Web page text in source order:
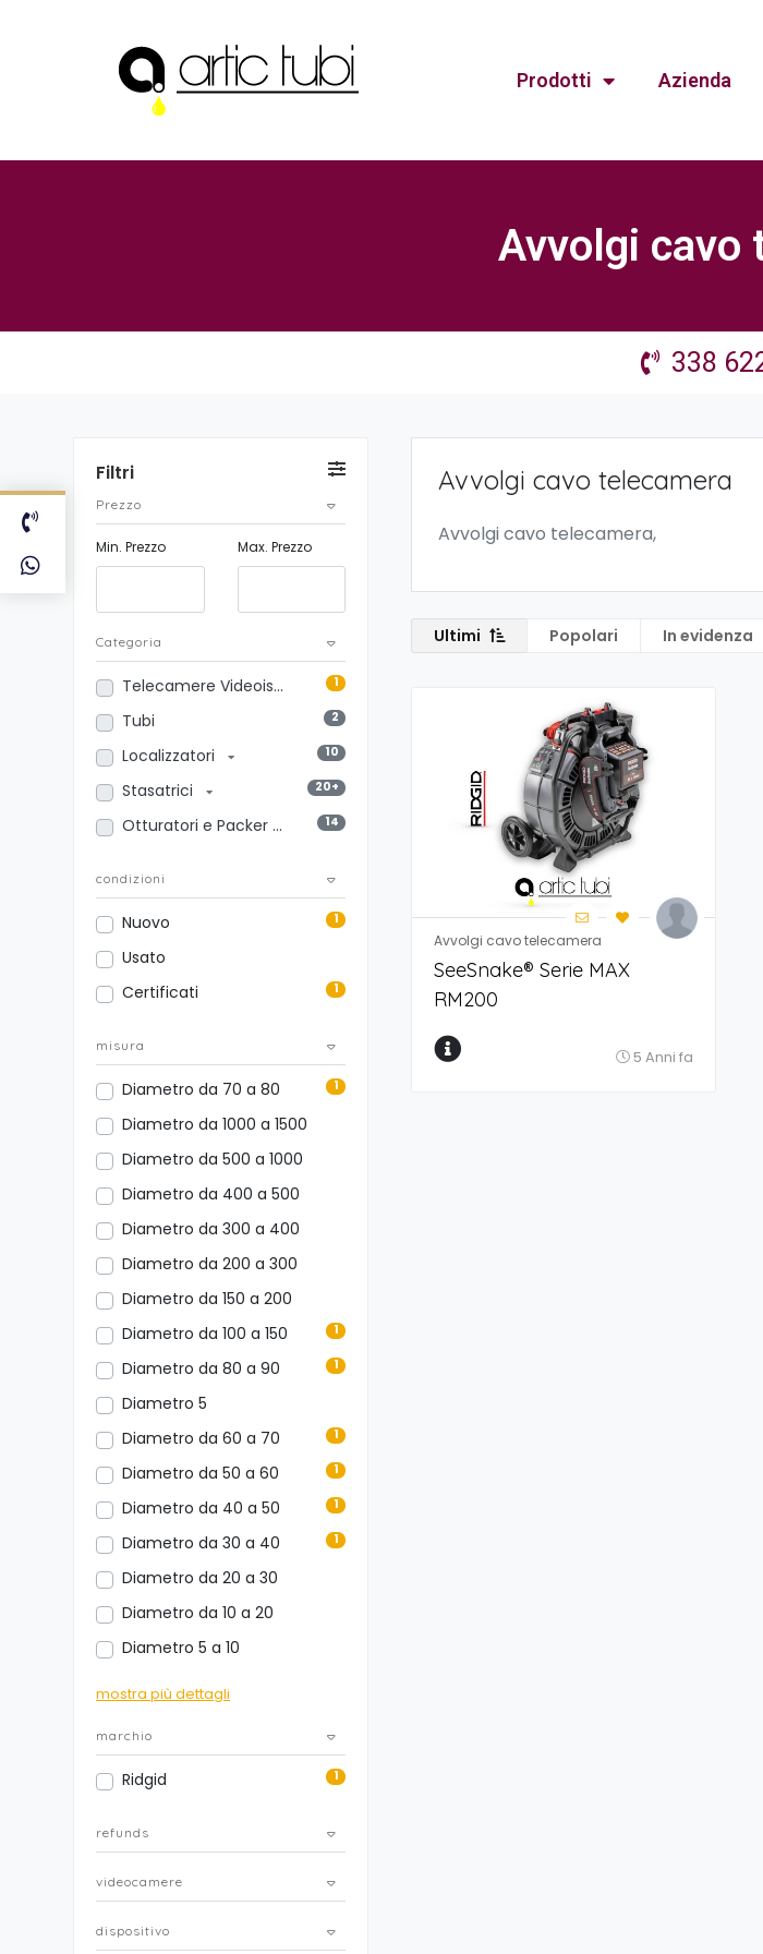
Prodotti Azienda
Avvolgi cavo
338
Filtri
Prezzo
Min. Prezzo Max. Prezzo
Categoria
Telecamere Videoispezione 1
Tubi 2
Localizzatori 10
Stasatrici 20+
Otturatori e Packer 14
condizioni
Nuovo 1
Usato
Certificati
1
misura
Diametro da 70 a 80 1
Diametro da 1000 a 1500
Diametro da 500 a 1000
Diametro da 400 a 500
Diametro da 300 a 400
Diametro da 200 a 300
Diametro da 150 a 200
Diametro da 100 a 150
1
Diametro da 80 a 90 1
Diametro 5
Diametro da 60 a 70
1
Diametro da 50 a 60 1
Diametro da 40 a 50 1
Diametro da 30 a 40 1
Diametro da 20 a 30
Diametro da 10 a 20
Diametro 5 a 10
mostra più dettagli
marchio
Ridgid 1
refunds
videocamere
dispositivo
Avvolgi cavo telecamera
Avvolgi cavo telecamera,
Ultimi Popolari In evidenza
Avvolgi cavo telecamera
SeeSnake® Serie MAX
RM200
5 Anni fa